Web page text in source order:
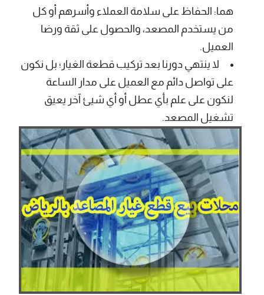
هما: الحفاظ على سلامة العملاء وأسرهم أو كل
من يستخدم المصعد، والحصول على ثقة ورضا
العميل.
لا ينتهي دورنا بعد تركيب قطعة الغيار؛ بل نكون
على تواصل دائم مع العميل على مدار الساعة
لنكون على علم بأي عطل أو أي شيئ آخر يعيق
تشغيل المصعد.